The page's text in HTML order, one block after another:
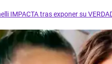
IMPACTA tras exponer su